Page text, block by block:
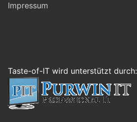
Impressum
Taste-of-IT wird unterstützt durch: